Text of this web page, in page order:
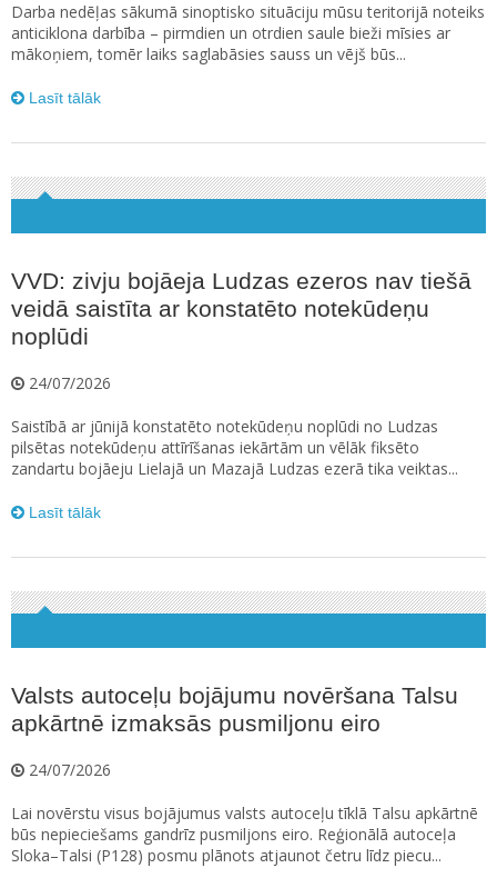
Darba nedēļas sākumā sinoptisko situāciju mūsu teritorijā noteiks
anticiklona darbība – pirmdien un otrdien saule bieži mīsies ar
mākoņiem, tomēr laiks saglabāsies sauss un vējš būs...
Lasīt tālāk
VVD: zivju bojāeja Ludzas ezeros nav tiešā
veidā saistīta ar konstatēto notekūdeņu
noplūdi
24/07/2026
Saistībā ar jūnijā konstatēto notekūdeņu noplūdi no Ludzas
pilsētas notekūdeņu attīrīšanas iekārtām un vēlāk fiksēto
zandartu bojāeju Lielajā un Mazajā Ludzas ezerā tika veiktas...
Lasīt tālāk
Valsts autoceļu bojājumu novēršana Talsu
apkārtnē izmaksās pusmiljonu eiro
24/07/2026
Lai novērstu visus bojājumus valsts autoceļu tīklā Talsu apkārtnē
būs nepieciešams gandrīz pusmiljons eiro. Reģionālā autoceļa
Sloka–Talsi (P128) posmu plānots atjaunot četru līdz piecu...